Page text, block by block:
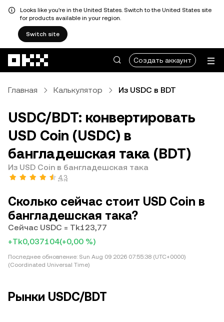
Looks like you're in the United States. Switch to the United States site
for products available in your region.
Switch site
Создать аккаунт
Главная Калькулятор Из USDC в BDT
USDC/BDT: конвертировать
USD Coin (USDC) в
бангладешская така (BDT)
Из USD Coin в бангладешская така
4,3
Сколько сейчас стоит USD Coin в
бангладешская така?
Сейчас USDC = Tk123,77
+Tk0,037104(+0,00 %)
Последнее обновление: Sun Aug 09 2026 07:55:38 (UTC+0000)
(Coordinated Universal Time)
Рынки USDC/BDT